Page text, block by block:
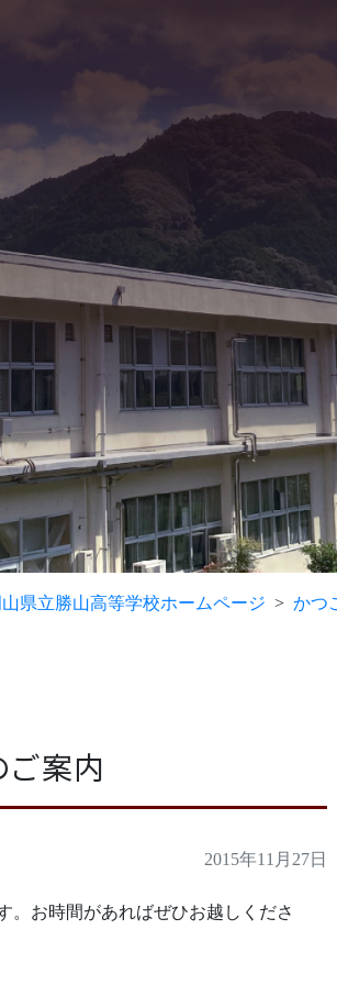
山県立勝山高等学校ホームページ かつ
案内
2015年11月27日
。お時間があればぜひお越しくださ